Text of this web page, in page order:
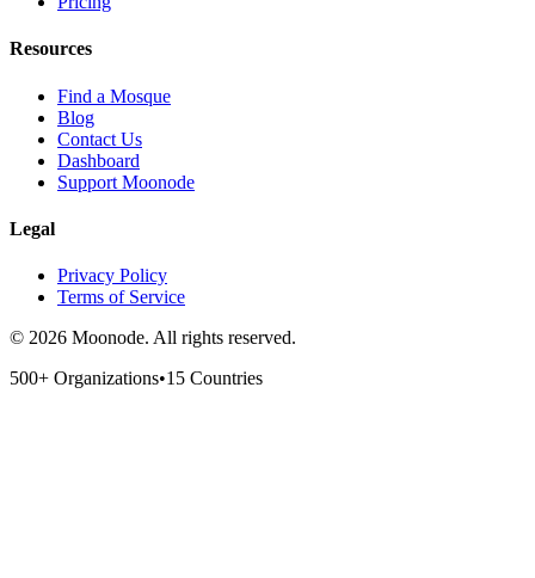
Resources
Find a Mosque
Blog
Contact Us
Dashboard
Support Moonode
Legal
Privacy Policy
Terms of Service
© 2026 Moonode. All rights reserved.
500+ Organizations•15 Countries